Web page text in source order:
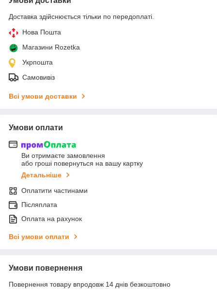
Доставка здійснюється тільки по передоплаті.
Нова Пошта
Магазини Rozetka
Укрпошта
Самовивіз
Всі умови доставки
Умови оплати
Ви отримаєте замовлення
або гроші повернуться на вашу картку
Детальніше
Оплатити частинами
Післяплата
Оплата на рахунок
Всі умови оплати
Умови повернення
Повернення товару впродовж 14 днів безкоштовно